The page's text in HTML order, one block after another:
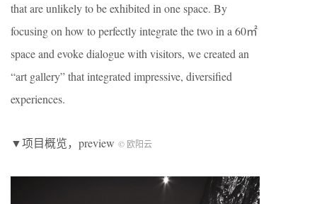
that are unlikely to be exhibited in one space. By
focusing on how to perfectly integrate the two in a 60㎡
space and evoke dialogue with visitors, we created an
“art gallery” that integrated impressive, diversified
experiences.
▼项目概览，preview © 欧阳云